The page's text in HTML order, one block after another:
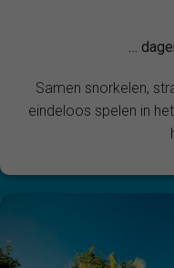
…
Samen snorkelen,
eindeloos spelen in